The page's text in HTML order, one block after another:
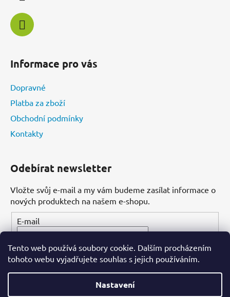
Tento web používá soubory cookie. Dalším procházením
tohoto webu vyjadřujete souhlas s jejich používáním.
Nastavení
Informace pro vás
Dopravné
Platba za zboží
Obchodní podmínky
Kontakty
Odebírat newsletter
Vložte svůj e-mail a my vám budeme zasílat informace o
nových produktech na našem e-shopu.
E-mail
PŘIHLÁSIT SE